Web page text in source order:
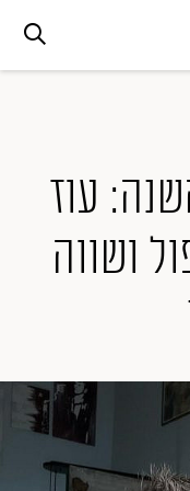
עוז
ושווה